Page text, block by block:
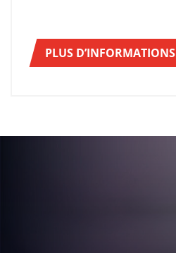
PLUS D’INFORMATIONS